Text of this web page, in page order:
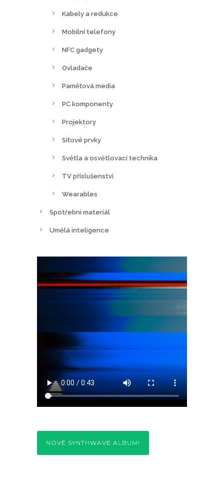
Kabely a redukce
Mobilní telefony
NFC gadgety
Ovladače
Paměťová media
PC komponenty
Projektory
Síťové prvky
Světla a osvětlovací technika
TV příslušenství
Wearables
Spotřební materiál
Umělá inteligence
NOVÉ SYNTHWAVE ALBUM!